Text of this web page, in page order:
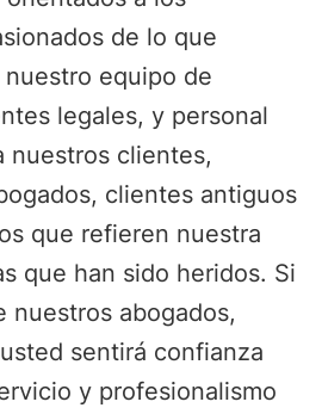
de lo que
nuestro equipo de
legales, y personal
nuestros clientes,
clientes antiguos
que refieren nuestra
que han sido heridos. Si
nuestros abogados,
sentirá confianza
y profesionalismo